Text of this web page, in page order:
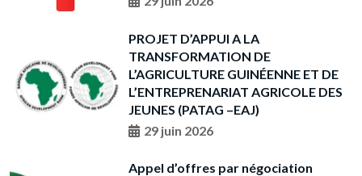
PROJET D’APPUI A LA
TRANSFORMATION DE
L’AGRICULTURE GUINÉENNE ET DE
L’ENTREPRENARIAT AGRICOLE DES
JEUNES (PATAG –EAJ)
29 juin 2026
Appel d’offres par négociation